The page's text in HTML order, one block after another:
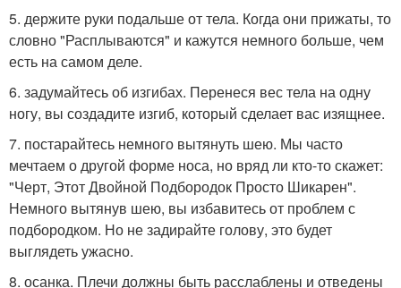
5. держите руки подальше от тела. Когда они прижаты, то
словно "Расплываются" и кажутся немного больше, чем
есть на самом деле.
6. задумайтесь об изгибах. Перенеся вес тела на одну
ногу, вы создадите изгиб, который сделает вас изящнее.
7. постарайтесь немного вытянуть шею. Мы часто
мечтаем о другой форме носа, но вряд ли кто-то скажет:
"Черт, Этот Двойной Подбородок Просто Шикарен".
Немного вытянув шею, вы избавитесь от проблем с
подбородком. Но не задирайте голову, это будет
выглядеть ужасно.
8. осанка. Плечи должны быть расслаблены и отведены